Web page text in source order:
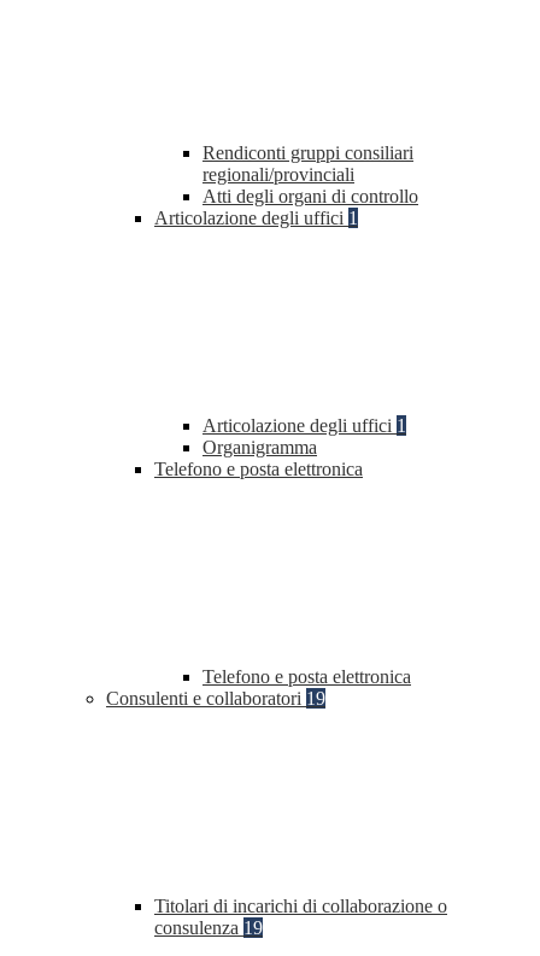
Rendiconti gruppi consiliari
regionali/provinciali
Atti degli organi di controllo
Articolazione degli uffici 1
Articolazione degli uffici 1
Organigramma
Telefono e posta elettronica
Telefono e posta elettronica
Consulenti e collaboratori 19
Titolari di incarichi di collaborazione o
consulenza 19